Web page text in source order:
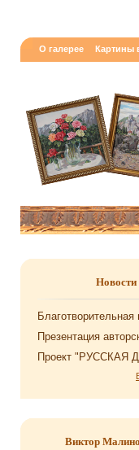
О галерее Картины
Новости
Благотворительная
Презентация
Проект "РУССКАЯ
Виктор